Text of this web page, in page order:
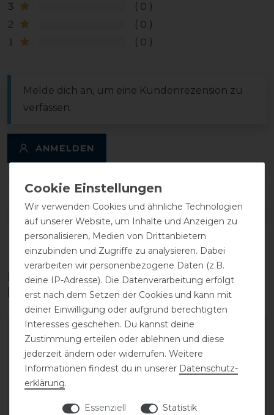
3
0
2
0
1
0
Melde dich an, um eine Kundenrezension zu
verfassen.
ANMELDEN
DETAILS ZUR PRODUKTSICHERHEIT
Diese Produkte könnten dich auch
interessieren
-10% -40%
Wir verwenden Cookies und ähnliche Technologien
auf unserer Website, um Inhalte und Anzeigen zu
personalisieren, Medien von Drittanbietern
einzubinden und Zugriffe zu analysieren. Dabei
verarbeiten wir personenbezogene Daten (z.B.
deine IP-Adresse). Die Datenverarbeitung erfolgt
erst nach dem Setzen der Cookies und kann mit
deiner Einwilligung oder aufgrund berechtigten
Interesses geschehen. Du kannst deine
Zustimmung erteilen oder ablehnen und diese
jederzeit ändern oder widerrufen. Weitere
Informationen findest du in unserer Daten­schutz­
erklärung.
Essenziell Statistik